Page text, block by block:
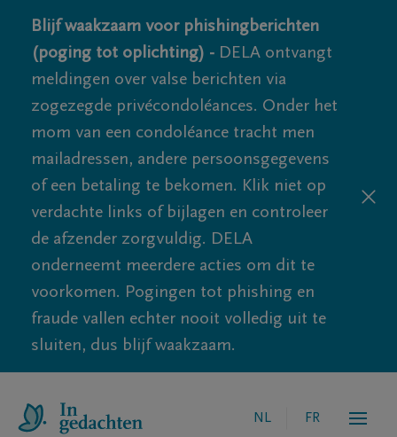
Blijf waakzaam voor phishingberichten
(poging tot oplichting) - DELA ontvangt
meldingen over valse berichten via
zogezegde privécondoléances. Onder het
mom van een condoléance tracht men
mailadressen, andere persoonsgegevens
of een betaling te bekomen. Klik niet op
verdachte links of bijlagen en controleer
de afzender zorgvuldig. DELA
onderneemt meerdere acties om dit te
voorkomen. Pogingen tot phishing en
fraude vallen echter nooit volledig uit te
sluiten, dus blijf waakzaam.
NL FR